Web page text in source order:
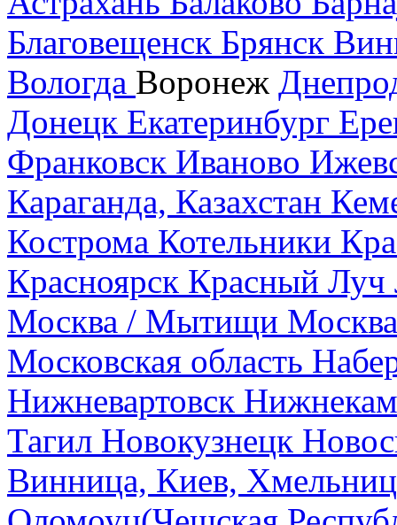
Благовещенск Брянск
Вологда Воронеж
Донецк Екатеринбург
Франковск Иваново
Караганда, Казахстан
Кострома Котельники
Красноярск Красный Луч
Москва / Мытищи
Московская область
Нижневартовск
Тагил Новокузнецк
Винница, Киев,